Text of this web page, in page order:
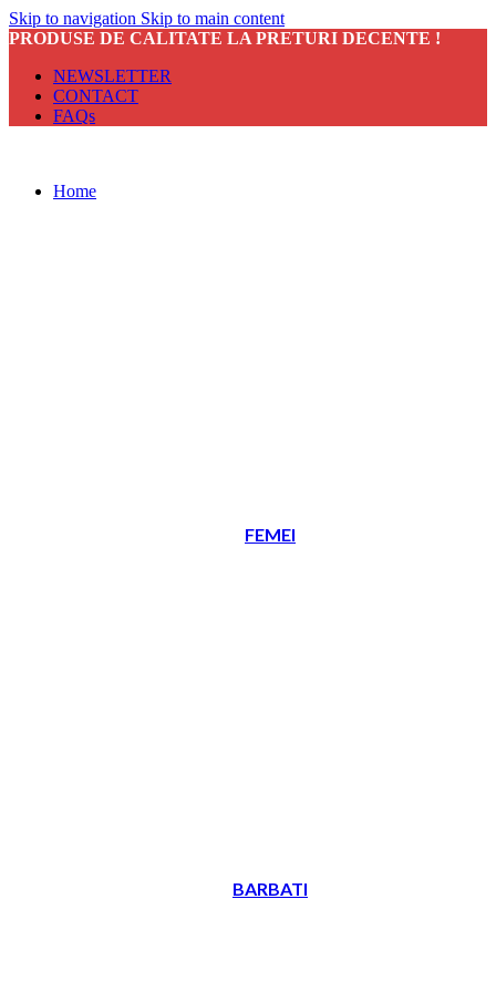
Skip to navigation Skip to main content
PRODUSE DE CALITATE LA PRETURI DECENTE !
NEWSLETTER
CONTACT
FAQs
Home
FEMEI
BARBATI